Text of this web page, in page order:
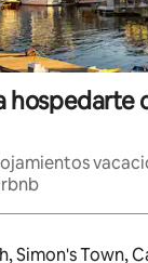
hospedarte
estén